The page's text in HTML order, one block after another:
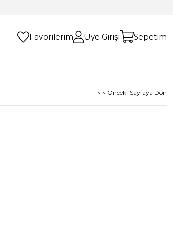
Favorilerim Üye Girişi Sepetim
< < Önceki Sayfaya Dön